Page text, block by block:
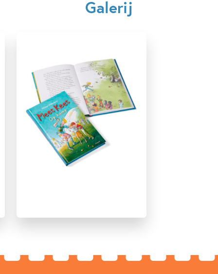
9 – 12 jaar
Dagelijks leven
Galerij